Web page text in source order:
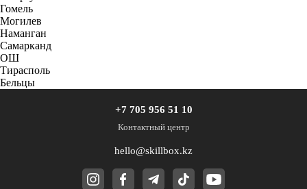
Гомель
Могилев
Наманган
Самарканд
ОШ
Тирасполь
Бельцы
+7 705 956 51 10
Контактный центр
hello@skillbox.kz